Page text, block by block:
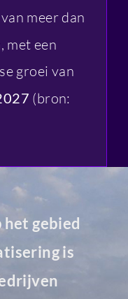
meer dan
met een
groei van
(bron:
gebied
is